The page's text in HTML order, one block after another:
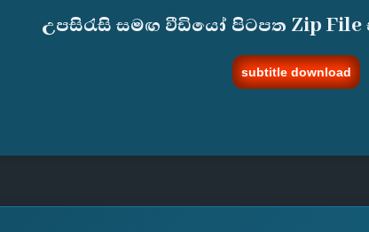
උපසිරැසි සමඟ වීඩියෝ පිටපත Zip
subtitle download